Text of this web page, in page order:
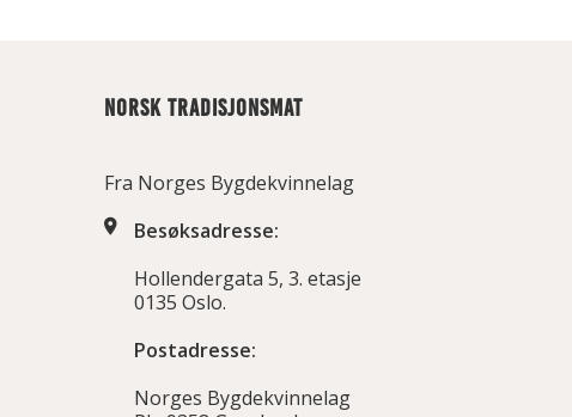
NORSK TRADISJONSMAT
Fra Norges Bygdekvinnelag
Besøksadresse:
Hollendergata 5, 3. etasje
0135 Oslo.
Postadresse:
Norges Bygdekvinnelag